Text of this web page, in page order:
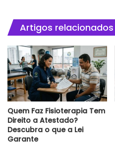
Artigos relacionados
Quem Faz Fisioterapia Tem
Direito a Atestado?
Descubra o que a Lei
Garante